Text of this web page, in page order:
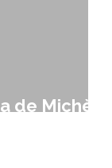
de Michèle